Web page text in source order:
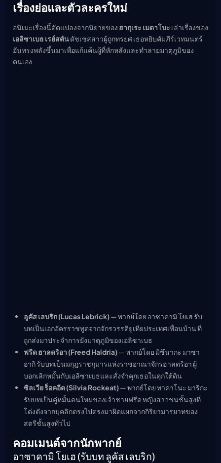
เรื่องย่อและตัวละครใหม่
อนิเมะเรื่องนี้ดัดแปลงจากนิยายของ ฮากุเระ เมตาโบะ เล่าเรื่องของ
เอลิซาเบธ เรย์สตันดัชเชสสาวผู้ถูกทรยศ เธอหยิบคัมภีร์เวทมนตร์
อันทรงพลังขึ้นมาเพื่อแก้แค้นผู้ที่หักหลังและทำลายมาตุภูมิของ
ตนเอง
ลูคัส เลบริก (Lucas Lebrick)— พากย์โดย อาซาคามิ โยเฮ รับ
บทเป็นเอกอัครราชทูตจากจักรวรรดิยูเทียประเทศเพื่อนบ้าน ที่
ถูกส่งมาประจำการยังมาตุภูมิของเอลิซาเบธ
ฟรีด ฮาลดริอา (Freed Haldria)— พากย์โดย มิซึนากะ มาซา
อากิ รับบทเป็นมกุฎราชกุมารแห่งราชอาณาจักรฮาลดริอา ผู้
บอกเลิกหมั้นกับเอลิซาเบธและสั่งจำคุกเธอในคุกใต้ดิน
ซิลเวีย ร็อคอีต (Silvia Rockeat)— พากย์โดย ทาคาโนะ มาริกะ
รับบทเป็นคู่หมั้นคนใหม่ของเจ้าชายฟรีด หญิงสาวชนชั้นสูงที่
โด่งดังจากบุคลิกตรงไปตรงมาผิดแผกจากกิริยามารยาทของ
สตรีชั้นสูงทั่วไป
คอมเมนต์จากนักพากย์
อาซาคามิ โยเฮ (รับบท ลูคัส เลบริก)